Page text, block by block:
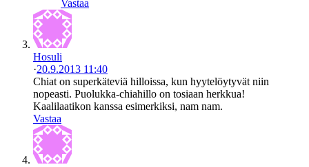
Vastaa
Hosuli
·20.9.2013 11:40
Chiat on superkäteviä hilloissa, kun hyytelöytyvät niin
nopeasti. Puolukka-chiahillo on tosiaan herkkua!
Kaalilaatikon kanssa esimerkiksi, nam nam.
Vastaa